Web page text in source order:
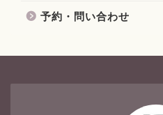
予約・問い合わせ